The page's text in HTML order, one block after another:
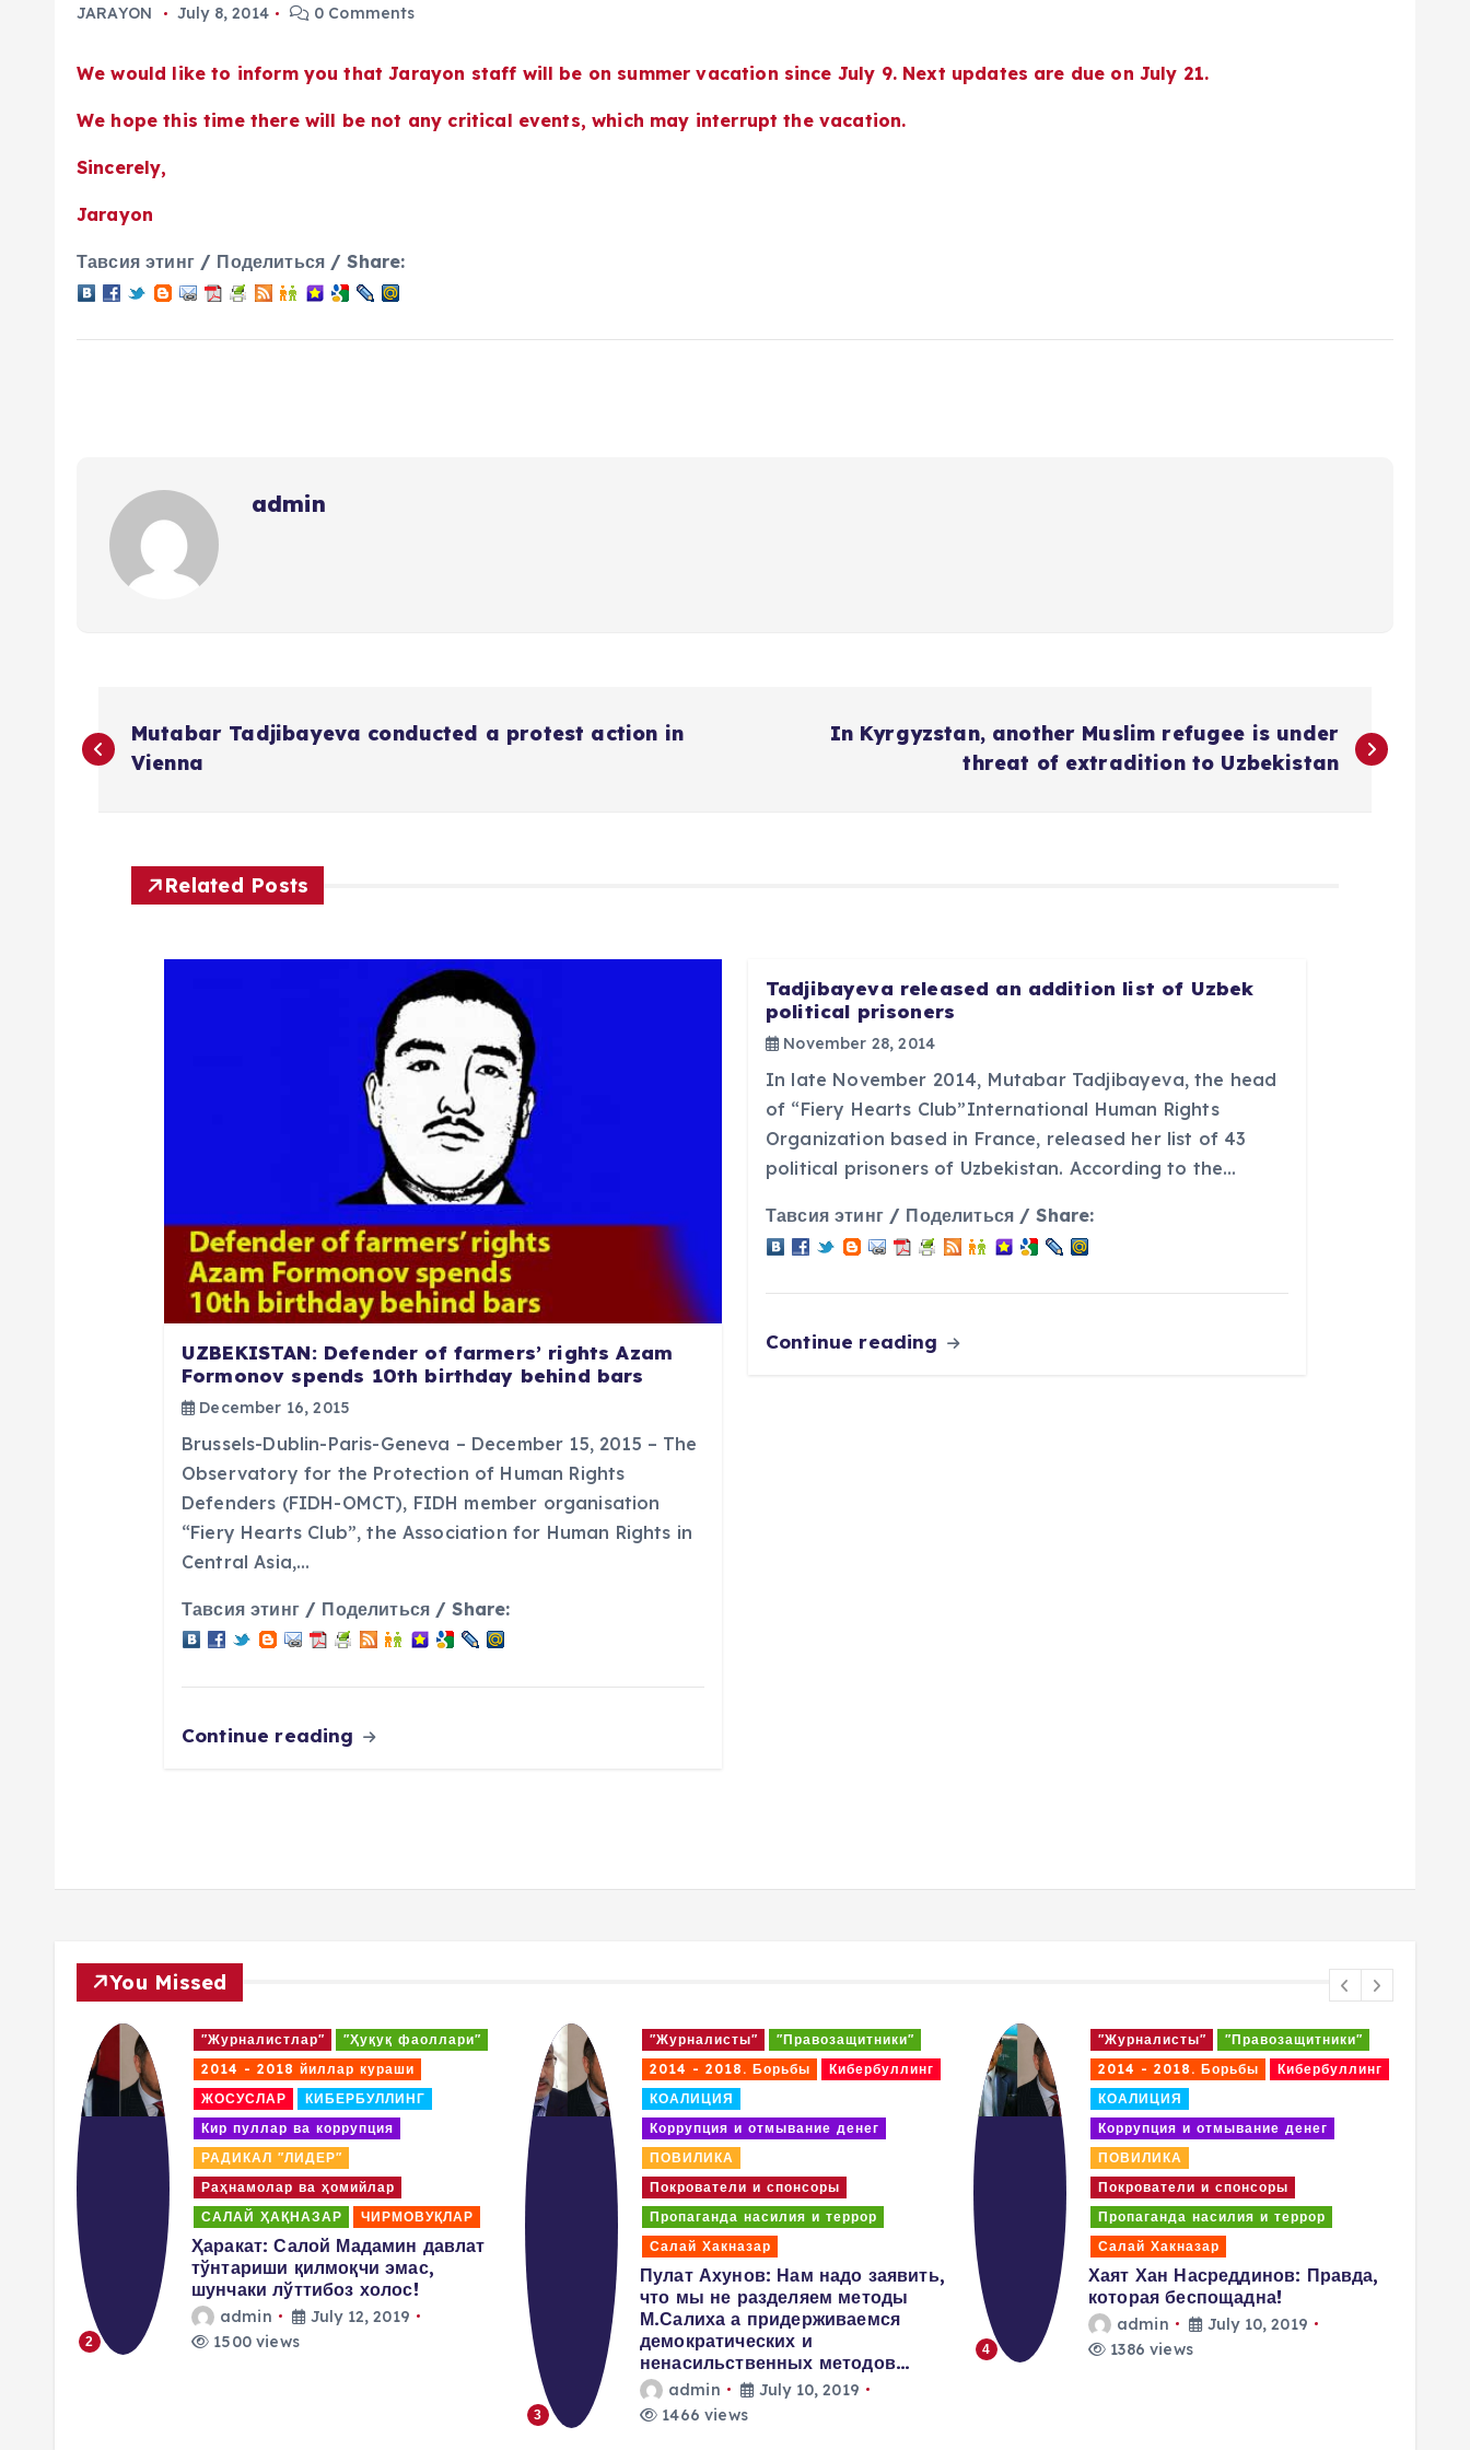
JARAYON July 8, 2014 0 Comments
We would like to inform you that Jarayon staff will be on summer vacation since July 9. Next updates are due on July 21.
We hope this time there will be not any critical events, which may interrupt the vacation.
Sincerely,
Jarayon
Тавсия этинг / Поделиться / Share:
admin
P
o
Mutabar Tadjibayeva conducted a protest action in
Vienna
In Kyrgyzstan, another Muslim refugee is under
threat of extradition to Uzbekistan
Related Posts
UZBEKISTAN: Defender of farmers’ rights Azam
Formonov spends 10th birthday behind bars
December 16, 2015
Brussels-Dublin-Paris-Geneva – December 15, 2015 – The
Observatory for the Protection of Human Rights
Defenders (FIDH-OMCT), FIDH member organisation
“Fiery Hearts Club”, the Association for Human Rights in
Central Asia,…
Тавсия этинг / Поделиться / Share:
Continue reading
Tadjibayeva released an addition list of Uzbek
political prisoners
November 28, 2014
In late November 2014, Mutabar Tadjibayeva, the head
of “Fiery Hearts Club”International Human Rights
Organization based in France, released her list of 43
political prisoners of Uzbekistan. According to the…
Тавсия этинг / Поделиться / Share:
Continue reading
You Missed
2
"Журналистлар"
"Ҳуқуқ фаоллари"
2014 - 2018 йиллар кураши
ЖОСУСЛАР
КИБЕРБУЛЛИНГ
Кир пуллар ва коррупция
РАДИКАЛ "ЛИДЕР"
Раҳнамолар ва ҳомийлар
САЛАЙ ҲАҚНАЗАР
ЧИРМОВУҚЛАР
Ҳаракат: Салой Мадамин давлат
тўнтариши қилмоқчи эмас,
шунчаки лўттибоз холос!
admin
July 12, 2019
1500 views
3
"Журналисты"
"Правозащитники"
2014 - 2018. Борьбы
Кибербуллинг
КОАЛИЦИЯ
Коррупция и отмывание денег
ПОВИЛИКА
Покрователи и спонсоры
Пропаганда насилия и террор
Салай Хакназар
Пулат Ахунов: Нам надо заявить,
что мы не разделяем методы
М.Салиха а придерживаемся
демократических и
ненасильственных методов…
admin
July 10, 2019
1466 views
4
"Журналисты"
"Правозащитники"
2014 - 2018. Борьбы
Кибербуллинг
КОАЛИЦИЯ
Коррупция и отмывание денег
ПОВИЛИКА
Покрователи и спонсоры
Пропаганда насилия и террор
Салай Хакназар
Хаят Хан Насреддинов: Правда,
которая беспощадна!
admin
July 10, 2019
1386 views